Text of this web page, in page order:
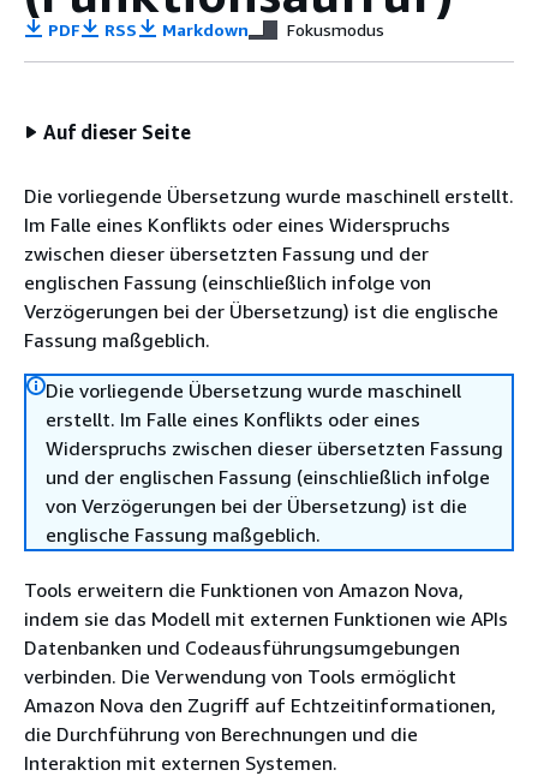
PDF RSS Markdown Fokusmodus
Auf dieser Seite
Die vorliegende Übersetzung wurde maschinell erstellt.
Im Falle eines Konflikts oder eines Widerspruchs
zwischen dieser übersetzten Fassung und der
englischen Fassung (einschließlich infolge von
Verzögerungen bei der Übersetzung) ist die englische
Fassung maßgeblich.
Die vorliegende Übersetzung wurde maschinell
erstellt. Im Falle eines Konflikts oder eines
Widerspruchs zwischen dieser übersetzten Fassung
und der englischen Fassung (einschließlich infolge
von Verzögerungen bei der Übersetzung) ist die
englische Fassung maßgeblich.
Tools erweitern die Funktionen von Amazon Nova,
indem sie das Modell mit externen Funktionen wie APIs
Datenbanken und Codeausführungsumgebungen
verbinden. Die Verwendung von Tools ermöglicht
Amazon Nova den Zugriff auf Echtzeitinformationen,
die Durchführung von Berechnungen und die
Interaktion mit externen Systemen.